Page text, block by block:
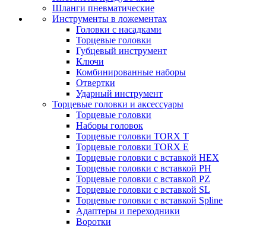
Шланги пневматические
Инструменты в ложементах
Головки с насадками
Торцевые головки
Губцевый инструмент
Ключи
Комбинированные наборы
Отвертки
Ударный инструмент
Торцевые головки и аксессуары
Торцевые головки
Наборы головок
Торцевые головки TORX T
Торцевые головки TORX Е
Торцевые головки с вставкой HEX
Торцевые головки с вставкой PH
Торцевые головки с вставкой PZ
Торцевые головки с вставкой SL
Торцевые головки с вставкой Spline
Адаптеры и переходники
Воротки